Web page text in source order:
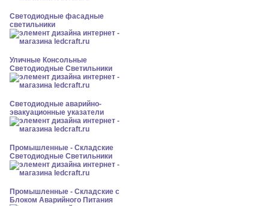
Светодиодные фасадные
светильники
Уличные Консольные
Светодиодные Светильники
Светодиодные аварийно-
эвакуационные указатели
Промышленные - Складские
Светодиодные Светильники
Промышленные - Складские с
Блоком Аварийного Питания